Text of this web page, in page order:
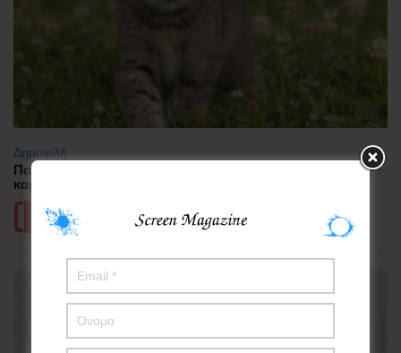
Δημοφιλή
Παγκόσμια Ημέρα Γάτας: Οι μικροσκοπικές μάγισσες της
καρδιάς μας!
Περισσότερα